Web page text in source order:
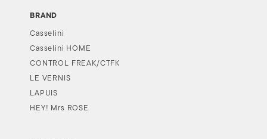
BRAND
Casselini
Casselini HOME
CONTROL FREAK/CTFK
LE VERNIS
LAPUIS
HEY! Mrs ROSE